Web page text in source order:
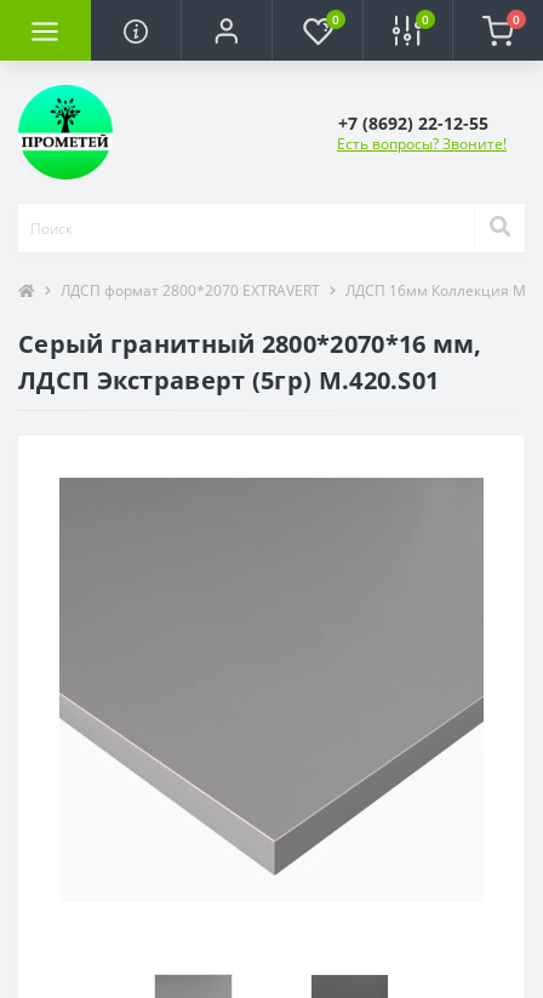
0 0 0
+7 (8692) 22-12-55
Есть вопросы? Звоните!
ЛДСП формат 2800*2070 EXTRAVERT ЛДСП 16мм Коллекция
Серый гранитный 2800*2070*16 мм,
ЛДСП Экстраверт (5гр) M.420.S01